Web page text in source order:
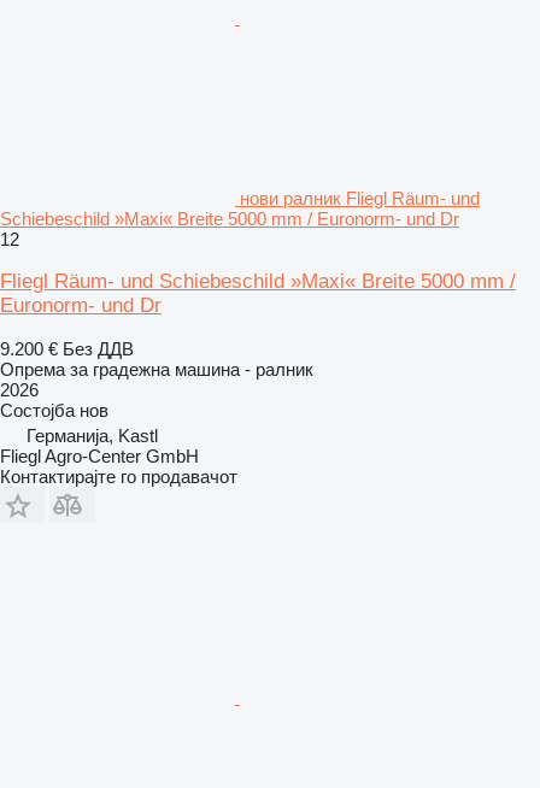
нови ралник Fliegl Räum- und
Schiebeschild »Maxi« Breite 5000 mm / Euronorm- und Dr
12
Fliegl Räum- und Schiebeschild »Maxi« Breite 5000 mm /
Euronorm- und Dr
9.200 € Без ДДВ
Опрема за градежна машина - ралник
2026
Состојба нов
Германија, Kastl
Fliegl Agro-Center GmbH
Контактирајте го продавачот